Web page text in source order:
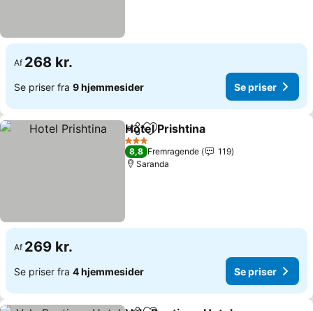
Af 268 kr.
Se priser fra 9 hjemmesider Se priser
Del Føj til favoritter
Hotel Prishtina
3 Stjerner
8,8 Fremragende
119
Saranda
Af 269 kr.
Se priser fra 4 hjemmesider Se priser